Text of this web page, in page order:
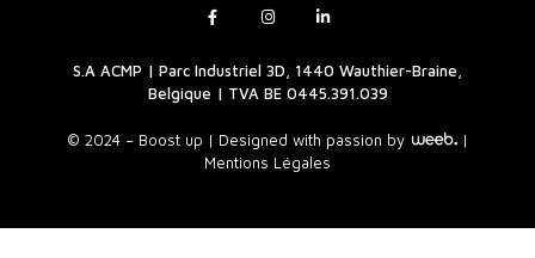
S.A ACMP | Parc Industriel 3D, 1440 Wauthier-Braine,
Belgique | TVA BE 0445.391.039
© 2024 – Boost up | Designed with passion by
|
Mentions Légales